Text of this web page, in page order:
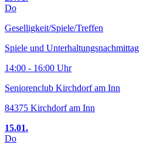
Do
Geselligkeit/Spiele/Treffen
Spiele und Unterhaltungsnachmittag
14:00 - 16:00 Uhr
Seniorenclub Kirchdorf am Inn
84375 Kirchdorf am Inn
15.01.
Do